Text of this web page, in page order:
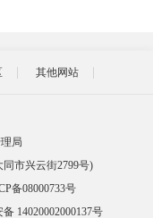
其他网站
局
市兴云街2799号)
备08000733号
14020002000137号